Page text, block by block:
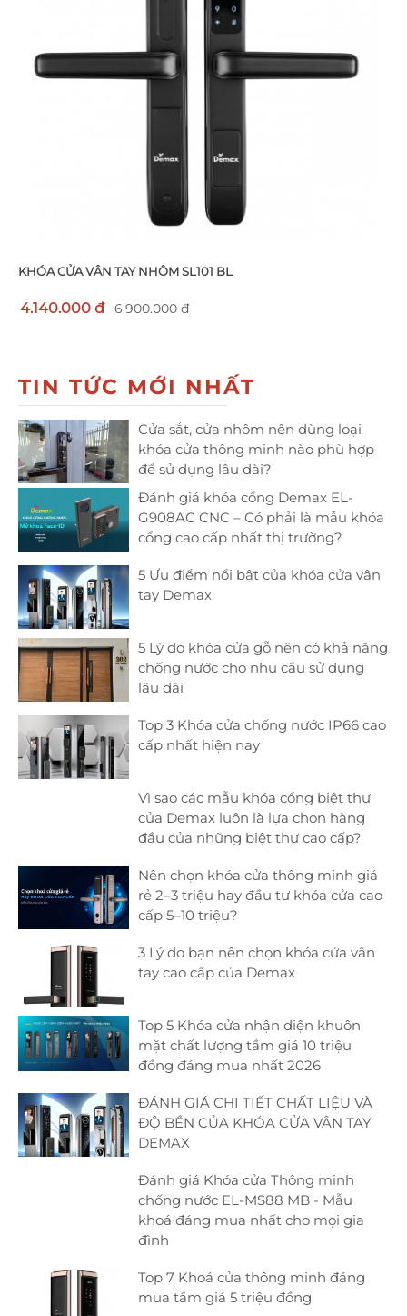
KHÓA CỬA VÂN TAY NHÔM SL101 BL
4.140.000 đ 6.900.000 đ
TIN TỨC MỚI NHẤT
Cửa sắt, cửa nhôm nên dùng loại
khóa cửa thông minh nào phù hợp
để sử dụng lâu dài?
Đánh giá khóa cổng Demax EL-
G908AC CNC – Có phải là mẫu khóa
cổng cao cấp nhất thị trường?
5 Ưu điểm nổi bật của khóa cửa vân
tay Demax
5 Lý do khóa cửa gỗ nên có khả năng
chống nước cho nhu cầu sử dụng
lâu dài
Top 3 Khóa cửa chống nước IP66 cao
cấp nhất hiện nay
Vì sao các mẫu khóa cổng biệt thự
của Demax luôn là lựa chọn hàng
đầu của những biệt thự cao cấp?
Nên chọn khóa cửa thông minh giá
rẻ 2–3 triệu hay đầu tư khóa cửa cao
cấp 5–10 triệu?
3 Lý do bạn nên chọn khóa cửa vân
tay cao cấp của Demax
Top 5 Khóa cửa nhận diện khuôn
mặt chất lượng tầm giá 10 triệu
đồng đáng mua nhất 2026
ĐÁNH GIÁ CHI TIẾT CHẤT LIỆU VÀ
ĐỘ BỀN CỦA KHÓA CỬA VÂN TAY
DEMAX
Đánh giá Khóa cửa Thông minh
chống nước EL-MS88 MB - Mẫu
khoá đáng mua nhất cho mọi gia
đình
Top 7 Khoá cửa thông minh đáng
mua tầm giá 5 triệu đồng